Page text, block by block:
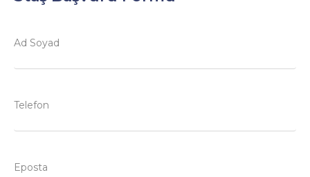
Ad Soyad
Telefon
Eposta